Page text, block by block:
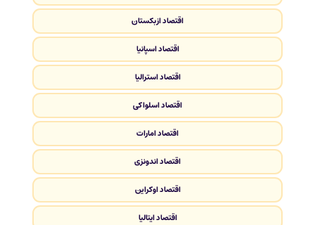
اقتصاد ازبکستان
اقتصاد اسپانیا
اقتصاد استرالیا
اقتصاد اسلواکی
اقتصاد امارات
اقتصاد اندونزی
اقتصاد اوکراین
اقتصاد ایتالیا